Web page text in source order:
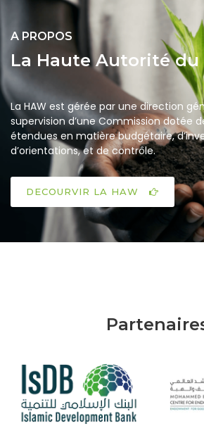
A PROPOS
La Haute Autorité du
La HAW est gérée par une direction
supervision d’une Commission dotée
étendues en matière budgétaire,
d’orientations, et de contrôle.
DECOURVIR LA HAW